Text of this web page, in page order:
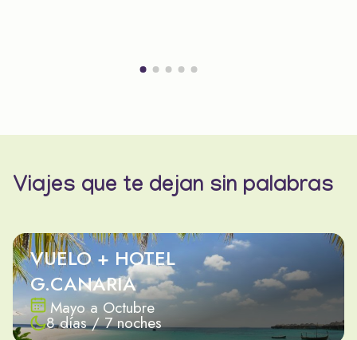
Viajes que te dejan sin palabras
VUELO + HOTEL
G.CANARIA
Mayo a Octubre
8 días / 7 noches